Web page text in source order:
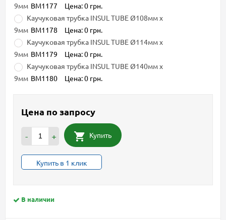
9мм BM1177
Цена: 0 грн.
Каучуковая трубка INSUL TUBE Ø108мм х
9мм BM1178
Цена: 0 грн.
Каучуковая трубка INSUL TUBE Ø114мм х
9мм BM1179
Цена: 0 грн.
Каучуковая трубка INSUL TUBE Ø140мм х
9мм BM1180 Цена: 0 грн.
Цена по запросу
- + Купить
Купить в 1 клик
В наличии